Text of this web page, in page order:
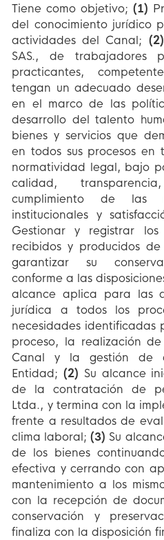
Tiene como objetivo; (1)
del conocimiento jurídico
actividades del Canal; (2)
SAS., de trabajadores
practicantes,
tengan un adecuado
en el marco de las
desarrollo del talento
bienes y servicios que
en todos sus procesos
normatividad legal, bajo
calidad,
cumplimiento de las
institucionales y
Gestionar y registrar los
recibidos y producidos
garantizar su
conforme a las
alcance aplica para las
jurídica a todos los
necesidades identificadas
proceso, la realización
Canal y la gestión de
Entidad;(2) Su alcance
de la contratación de
Ltda., y termina con la
frente a resultados de
clima laboral;(3) Su
de los bienes
efectiva y cerrando con
mantenimiento a los
con la recepción de
conservación y
finaliza con la disposición